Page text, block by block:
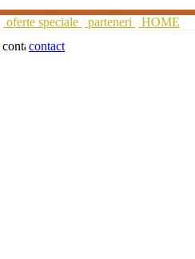
oferte speciale parteneri
HOME
contact